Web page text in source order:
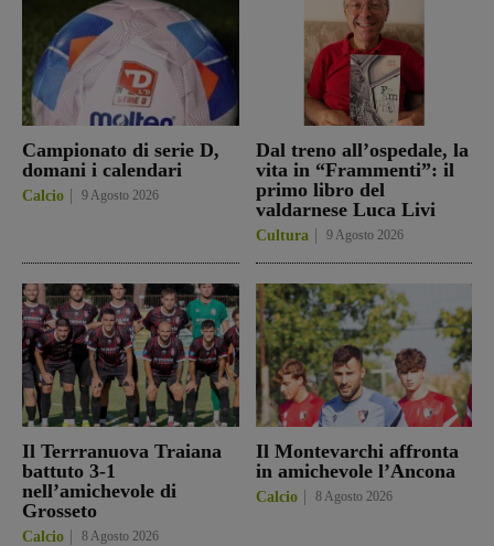
Campionato di serie D,
domani i calendari
Calcio 9 Agosto 2026
Dal treno all’ospedale, la
vita in “Frammenti”: il
primo libro del
valdarnese Luca Livi
Cultura 9 Agosto 2026
Il Terrranuova Traiana
battuto 3-1
nell’amichevole di
Grosseto
Calcio 8 Agosto 2026
Il Montevarchi affronta
in amichevole l’Ancona
Calcio 8 Agosto 2026